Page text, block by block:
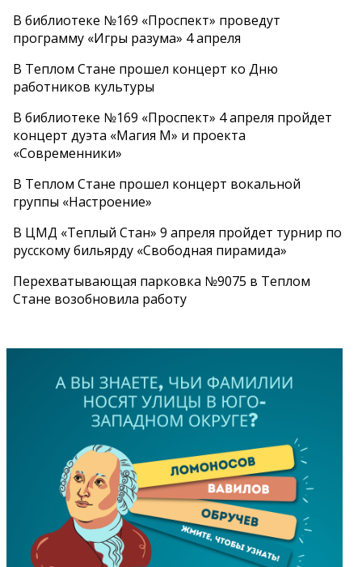
В библиотеке №169 «Проспект» проведут
программу «Игры разума» 4 апреля
В Теплом Стане прошел концерт ко Дню
работников культуры
В библиотеке №169 «Проспект» 4 апреля пройдет
концерт дуэта «Магия М» и проекта
«Современники»
В Теплом Стане прошел концерт вокальной
группы «Настроение»
В ЦМД «Теплый Стан» 9 апреля пройдет турнир по
русскому бильярду «Свободная пирамида»
Перехватывающая парковка №9075 в Теплом
Стане возобновила работу